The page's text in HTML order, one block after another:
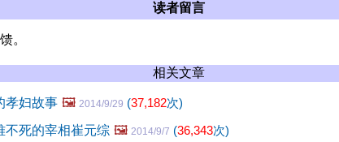
读者留言
。
相关文章
孝妇故事 🖼️ 2014/9/29 (37,182次)
不死的宰相崔元综 🖼️ 2014/9/7 (36,343次)